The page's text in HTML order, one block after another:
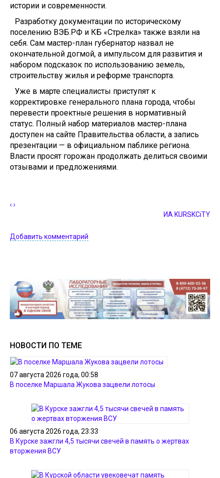
истории и современности.
Разработку документации по историческому
поселению ВЭБ.РФ и КБ «Стрелка» также взяли на
себя. Сам мастер-план губернатор назвал не
окончательной догмой, а импульсом для развития и
набором подсказок по использованию земель,
строительству жилья и реформе транспорта.
Уже в марте специалисты приступят к
корректировке генерального плана города, чтобы
перевести проектные решения в нормативный
статус. Полный набор материалов мастер-плана
доступен на сайте Правительства области, а запись
презентации — в официальном паблике региона.
Власти просят горожан продолжать делиться своими
отзывами и предложениями.
‹›
ИА KURSKCiTY
Добавить комментарий
НОВОСТИ ПО ТЕМЕ
07 августа 2026 года, 00:58
В поселке Маршала Жукова зацвели лотосы
06 августа 2026 года, 23:33
В Курске зажгли 4,5 тысячи свечей в память о жертвах
вторжения ВСУ